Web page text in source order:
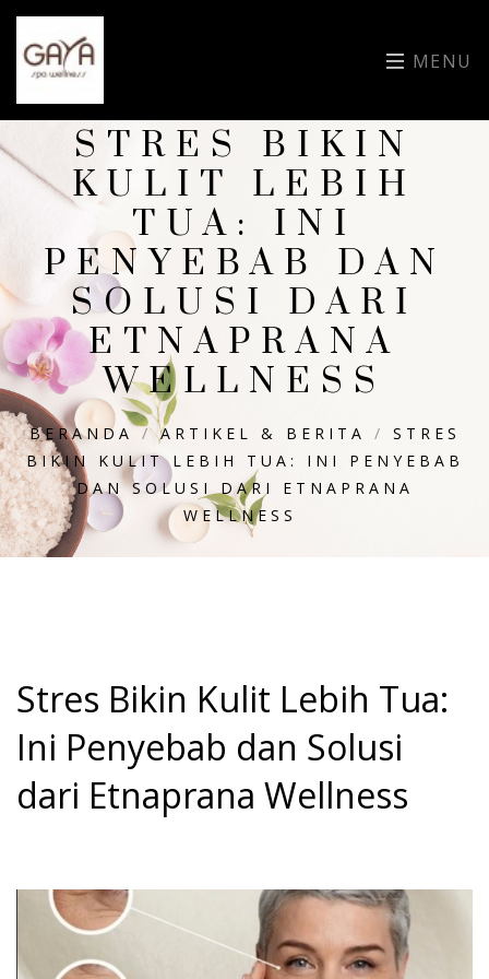
MENU
STRES BIKIN
KULIT LEBIH
TUA: INI
PENYEBAB DAN
SOLUSI DARI
ETNAPRANA
WELLNESS
BERANDA /ARTIKEL & BERITA / STRES
BIKIN KULIT LEBIH TUA: INI PENYEBAB
DAN SOLUSI DARI ETNAPRANA
WELLNESS
Stres Bikin Kulit Lebih Tua:
Ini Penyebab dan Solusi
dari Etnaprana Wellness